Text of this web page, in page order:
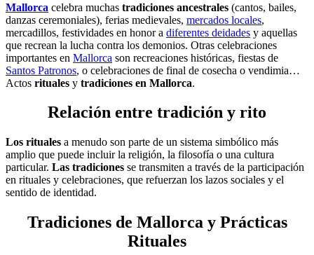
Mallorca celebra muchas tradiciones ancestrales (cantos, bailes,
danzas ceremoniales), ferias medievales, mercados locales,
mercadillos, festividades en honor a diferentes deidades y aquellas
que recrean la lucha contra los demonios. Otras celebraciones
importantes en Mallorca son recreaciones históricas, fiestas de
Santos Patronos, o celebraciones de final de cosecha o vendimia…
Actos rituales y tradiciones en Mallorca.
Relación entre tradición y rito
Los rituales a menudo son parte de un sistema simbólico más
amplio que puede incluir la religión, la filosofía o una cultura
particular. Las tradiciones se transmiten a través de la participación
en rituales y celebraciones, que refuerzan los lazos sociales y el
sentido de identidad.
Tradiciones de Mallorca y Prácticas
Rituales